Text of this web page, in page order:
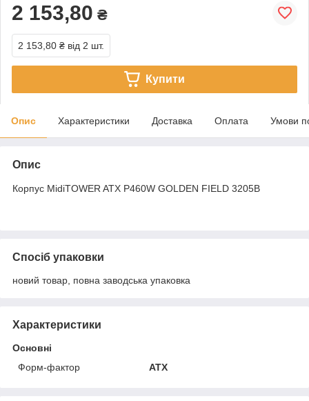
2 153,80 ₴
2 153,80 ₴ від 2 шт.
Купити
Опис Характеристики Доставка Оплата Умови
Опис
Корпус MidiTOWER ATX P460W GOLDEN FIELD 3205B
Спосіб упаковки
новий товар, повна заводська упаковка
Характеристики
Основні
Форм-фактор
ATX